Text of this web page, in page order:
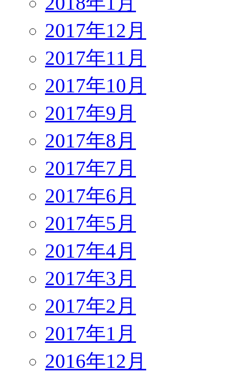
2017年12月
2017年11月
2017年10月
2017年9月
2017年8月
2017年7月
2017年6月
2017年5月
2017年4月
2017年3月
2017年2月
2017年1月
2016年12月